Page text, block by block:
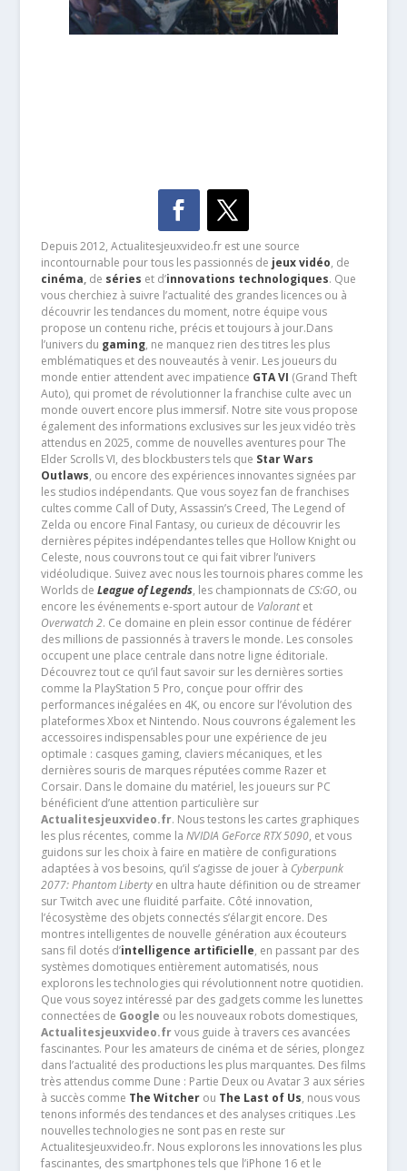
Depuis 2012, Actualitesjeuxvideo.fr est une source
incontournable pour tous les passionnés de jeux vidéo, de
cinéma,de séries et d’innovations technologiques. Que
vous cherchiez à suivre l’actualité des grandes licences ou à
découvrir les tendances du moment, notre équipe vous
propose un contenu riche, précis et toujours à jour.Dans
l’univers du gaming, ne manquez rien des titres les plus
emblématiques et des nouveautés à venir. Les joueurs du
monde entier attendent avec impatience GTA VI (Grand Theft
Auto), qui promet de révolutionner la franchise culte avec un
monde ouvert encore plus immersif. Notre site vous propose
également des informations exclusives sur les jeux vidéo très
attendus en 2025, comme de nouvelles aventures pour The
Elder Scrolls VI, des blockbusters tels que Star Wars
Outlaws, ou encore des expériences innovantes signées par
les studios indépendants. Que vous soyez fan de franchises
cultes comme Call of Duty, Assassin’s Creed, The Legend of
Zelda ou encore Final Fantasy, ou curieux de découvrir les
dernières pépites indépendantes telles que Hollow Knight ou
Celeste, nous couvrons tout ce qui fait vibrer l’univers
vidéoludique. Suivez avec nous les tournois phares comme les
Worlds de League of Legends, les championnats de CS:GO, ou
encore les événements e-sport autour de Valorantet
Overwatch 2. Ce domaine en plein essor continue de fédérer
des millions de passionnés à travers le monde. Les consoles
occupent une place centrale dans notre ligne éditoriale.
Découvrez tout ce qu’il faut savoir sur les dernières sorties
comme la PlayStation 5 Pro, conçue pour offrir des
performances inégalées en 4K, ou encore sur l’évolution des
plateformes Xbox et Nintendo. Nous couvrons également les
accessoires indispensables pour une expérience de jeu
optimale : casques gaming, claviers mécaniques, et les
dernières souris de marques réputées comme Razer et
Corsair. Dans le domaine du matériel, les joueurs sur PC
bénéficient d’une attention particulière sur
Actualitesjeuxvideo.fr. Nous testons les cartes graphiques
les plus récentes, comme la NVIDIA GeForce RTX 5090, et vous
guidons sur les choix à faire en matière de configurations
adaptées à vos besoins, qu’il s’agisse de jouer à Cyberpunk
2077: Phantom Libertyen ultra haute définition ou de streamer
sur Twitch avec une fluidité parfaite. Côté innovation,
l’écosystème des objets connectés s’élargit encore. Des
montres intelligentes de nouvelle génération aux écouteurs
sans fil dotés d’intelligence artificielle, en passant par des
systèmes domotiques entièrement automatisés, nous
explorons les technologies qui révolutionnent notre quotidien.
Que vous soyez intéressé par des gadgets comme les lunettes
connectées de Google ou les nouveaux robots domestiques,
Actualitesjeuxvideo.frvous guide à travers ces avancées
fascinantes. Pour les amateurs de cinéma et de séries, plongez
dans l’actualité des productions les plus marquantes. Des films
très attendus comme Dune : Partie Deux ou Avatar 3 aux séries
à succès comme The Witcherou The Last of Us, nous vous
tenons informés des tendances et des analyses critiques .Les
nouvelles technologies ne sont pas en reste sur
Actualitesjeuxvideo.fr. Nous explorons les innovations les plus
fascinantes, des smartphones tels que l’iPhone 16 et le